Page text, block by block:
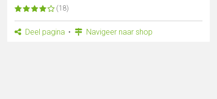
(18)
Deel pagina Navigeer naar shop